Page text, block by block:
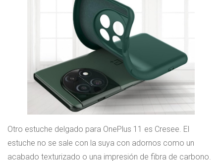
Otro estuche delgado para OnePlus 11 es Cresee. El
estuche no se sale con la suya con adornos como un
acabado texturizado o una impresión de fibra de carbono.